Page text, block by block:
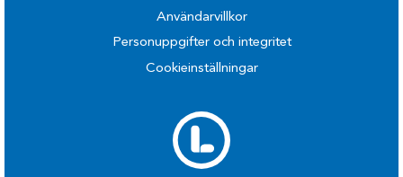
Användarvillkor
Personuppgifter och integritet
Cookieinställningar